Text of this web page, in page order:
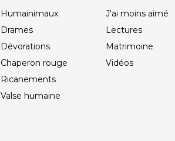
Humainimaux
Drames
Dévorations
Chaperon rouge
Ricanements
Valse humaine
J'ai moins aimé
Lectures
Matrimoine
Vidéos